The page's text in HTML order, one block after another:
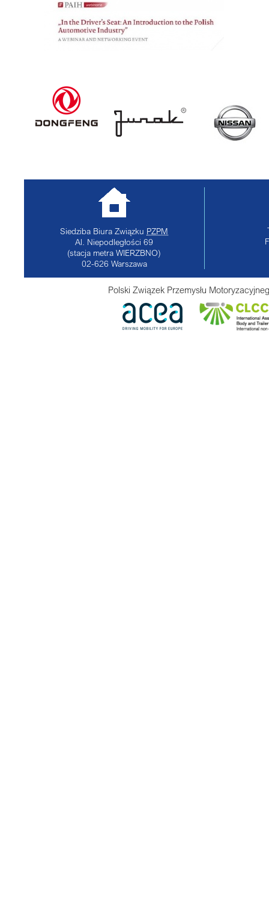
Siedziba Biura Związku PZPM
Al. Niepodległości 69
(stacja metra WIERZBNO)
02-626 Warszawa
Polski Związek Przemysłu